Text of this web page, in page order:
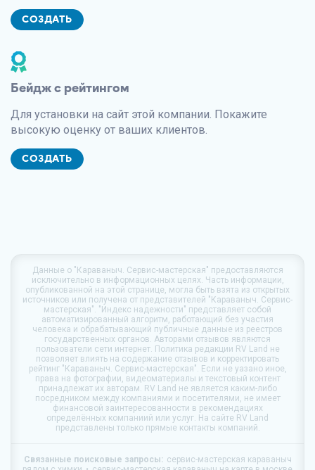
СОЗДАТЬ
Бейдж с рейтингом
Для установки на сайт этой компании. Покажите
высокую оценку от ваших клиентов.
СОЗДАТЬ
Данные о "Караваныч. Сервис-мастерская" предоставляются
исключительно в информационных целях. Часть информации,
опубликованной на этой странице, могла быть взята из открытых
источников или получена от представителей "Караваныч. Сервис-
мастерская". "Индекс надежности" представляет собой
автоматизированный алгоритм, работающий без участия
человека и обрабатывающий публичные данные из реестров
государственных органов. Авторами отзывов являются
пользователи сети интернет. Политика редакции RV Land не
позволяет влиять на содержание отзывов и корректировать
рейтинг "Караваныч. Сервис-мастерская". Если не уазано иное,
права на фотографии, видеоматериалы и текстовый контент
принадлежат их авторам. RV Land не является каким-либо
посредником между компаниями и посетителями, не имеет
финансовой заинтересованности в рекомендациях
определённых компаниий или услуг. На сайте RV Land
представлены только прямые контакты компаний.
Связанные поисковые запросы: сервис-мастерская караваныч